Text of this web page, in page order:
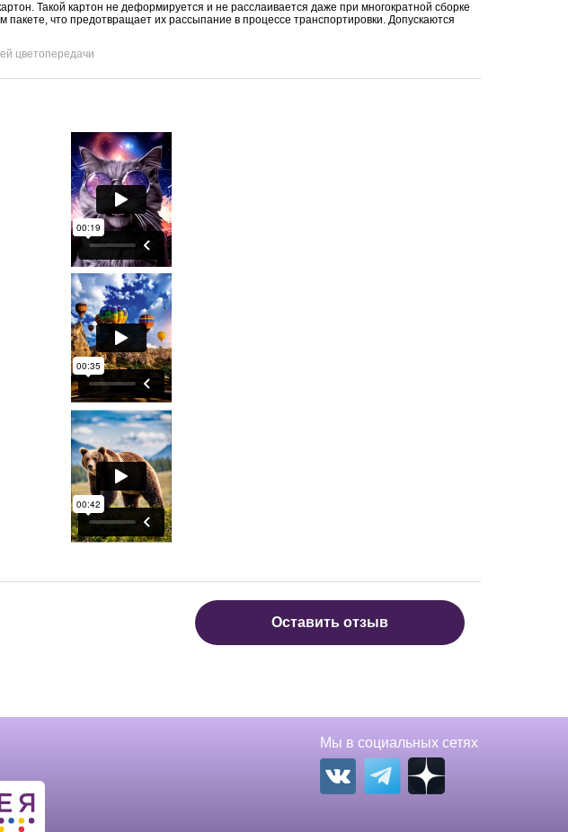
Такой картон не деформируется и не расслаивается даже при многократной сборке
что предотвращает их рассыпание в процессе транспортировки. Допускаются
цветопередачи
Оставить отзыв
Мы в социальных сетях
ВконтактеТелеграм